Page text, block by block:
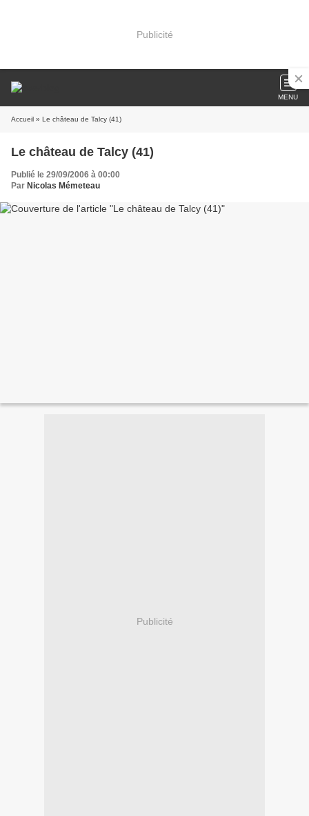
Publicité
MENU
Accueil » Le château de Talcy (41)
Le château de Talcy (41)
Publié le 29/09/2006 à 00:00
Par Nicolas Mémeteau
Publicité